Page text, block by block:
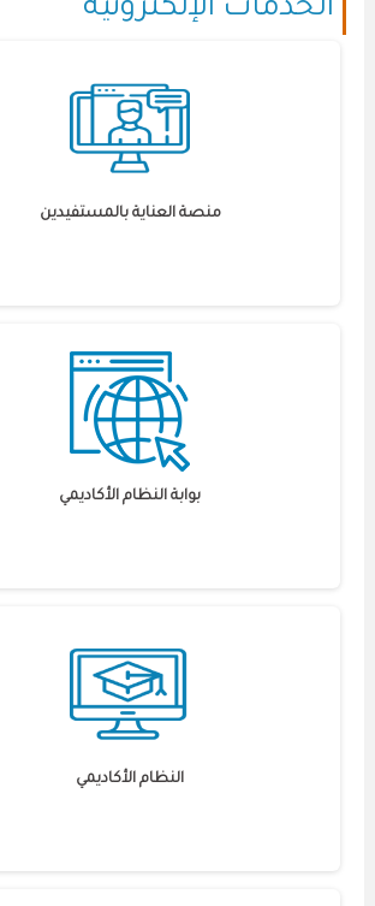
الخدمات الإلكترونية
منصة العناية بالمستفيدين
بوابة النظام الأكاديمي
النظام الأكاديمي